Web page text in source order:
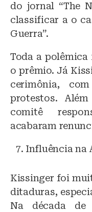
do jornal “The
classificar a o
Guerra”.
Toda a polêmica
o prêmio. Já
cerimônia,
protestos.
comitê
acabaram
Influência na
Kissinger foi
ditaduras,
Na década de